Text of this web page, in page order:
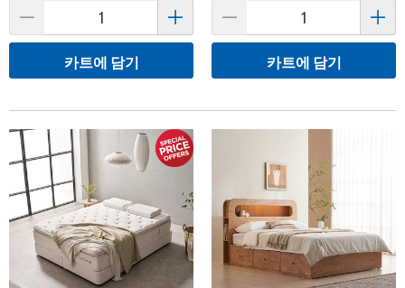
카트에 담기 카트에 담기